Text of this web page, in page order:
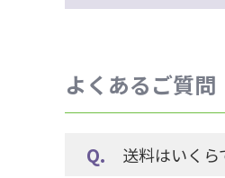
よくあるご質問
送料はいくら